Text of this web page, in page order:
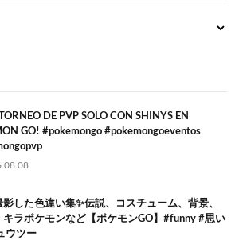
DE PVP SOLO CON SHINYS EN
GO! #pokemongo #pokemongoeventos
した色違い集✨伝説、コスチューム、背景、
キラポケモンなど【ポケモンGO】#funny #思い
ウツー